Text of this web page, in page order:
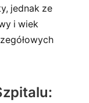
jednak ze
i wiek